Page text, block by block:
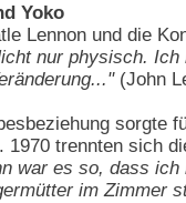
Yoko
Lennon und die
nur physisch. Ich
(John
sorgte
1970 trennten sich
war es so, dass
im Zimmer